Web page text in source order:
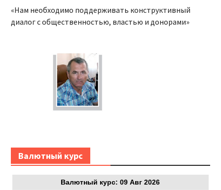
«Нам необходимо поддерживать конструктивный
диалог с общественностью, властью и донорами»
Bалютный курс
Bалютный курс: 09 Авг 2026